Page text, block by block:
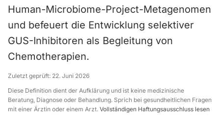
Human-Microbiome-Project-Metagenomen
und befeuert die Entwicklung selektiver
GUS-Inhibitoren als Begleitung von
Chemotherapien.
Zuletzt geprüft: 22. Juni 2026
Diese Definition dient der Aufklärung und ist keine medizinische
Beratung, Diagnose oder Behandlung. Sprich bei gesundheitlichen Fragen
mit einer Ärztin oder einem Arzt. Vollständigen Haftungsausschluss lesen